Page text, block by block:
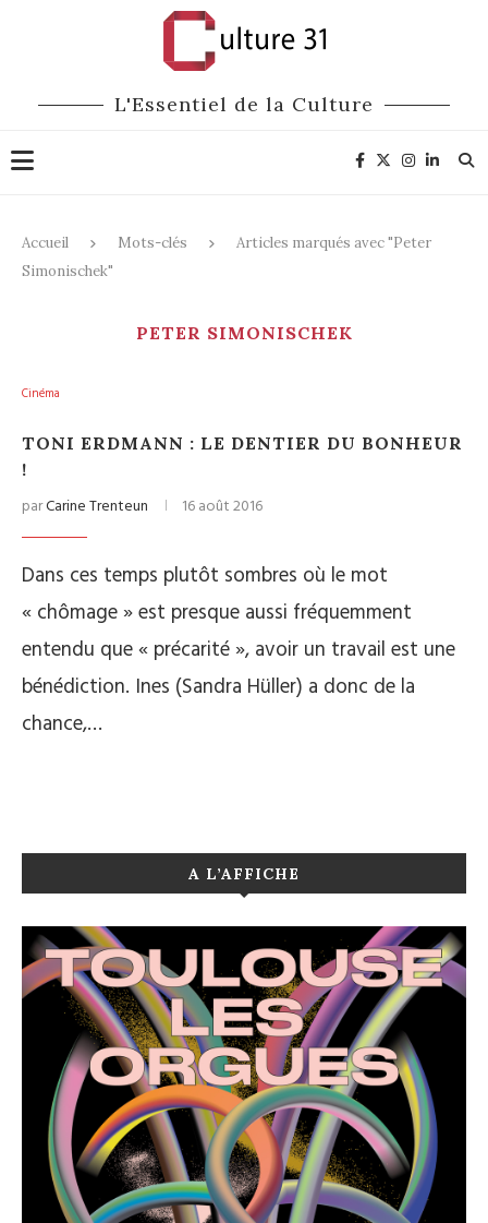
L'Essentiel de la Culture
Accueil Mots-clés
Articles marqués avec "Peter
Simonischek"
PETER SIMONISCHEK
Cinéma
TONI ERDMANN : LE DENTIER DU BONHEUR
!
parCarine Trenteun 16 août 2016
Dans ces temps plutôt sombres où le mot
« chômage » est presque aussi fréquemment
entendu que « précarité », avoir un travail est une
bénédiction. Ines (Sandra Hüller) a donc de la
chance,…
A L’AFFICHE